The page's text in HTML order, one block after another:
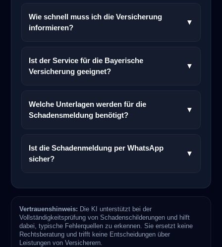
Wie schnell muss ich die Versicherung
informieren?
▼
Ist der Service für die Bayerische
Versicherung geeignet?
▼
Welche Unterlagen werden für die
Schadensmeldung benötigt?
▼
Ist die Schadenmeldung per WhatsApp
sicher?
▼
Vertrauenshinweis: Die KI unterstützt bei der
Vollständigkeitsprüfung von Schadenschilderungen und hilft
dabei, typische Fehlerquellen zu erkennen. Sie ersetzt keine
Rechtsberatung und trifft keine Entscheidungen über
Leistungen von Versicherern.